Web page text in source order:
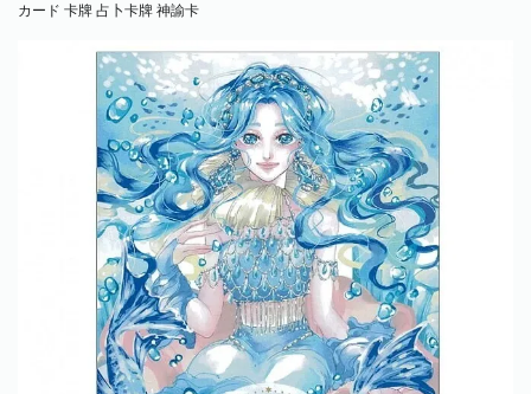
カード 卡牌 占卜卡牌 神諭卡